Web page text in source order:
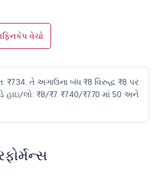
વેચો
₹7.34. તે અગાઉના બંધ ₹8 વિરુદ્ધ ₹8 પર
લો: ₹8/₹7. ₹7.40/₹7.70 માં 50 અને